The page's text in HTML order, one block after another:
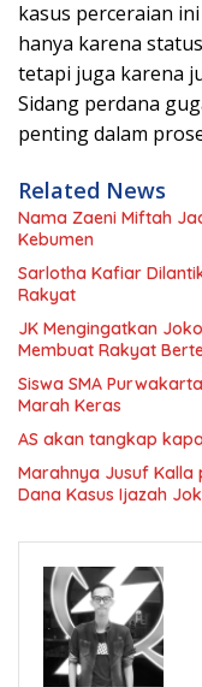
kasus perceraian
hanya karena
tetapi juga karena
Sidang perdana
penting dalam
Related News
Nama Zaeni Miftah
Kebumen
Sarlotha Kafiar
Rakyat
JK Mengingatkan
Membuat Rakyat
Siswa SMA
Marah Keras
AS akan tangkap
Marahnya Jusuf Kalla
Dana Kasus Ijazah